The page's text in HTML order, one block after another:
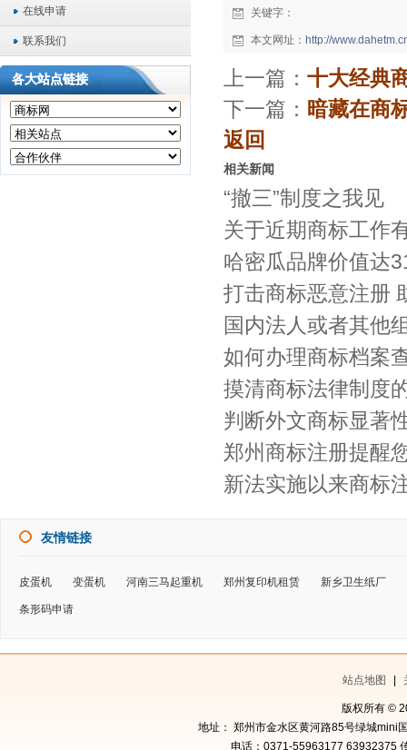
在线申请
联系我们
各大站点链接
关键字：
本文网址： http://
上一篇： 十大经典
下一篇： 暗藏在商
返回
相关新闻
“撤三”制度之我见
关于近期商标工作
哈密瓜品牌价值达
打击商标恶意注册
国内法人或者其他
如何办理商标档案
摸清商标法律制度
判断外文商标显著
郑州商标注册提醒
新法实施以来商标
友情链接
皮蛋机 变蛋机 河南三马起重机 郑州复印机租赁 新乡卫生纸厂
条形码申请
站点地图
版权所有 ©
地址： 郑州市金水区黄河路85号绿城mini
电话：0371-55963177 63932375